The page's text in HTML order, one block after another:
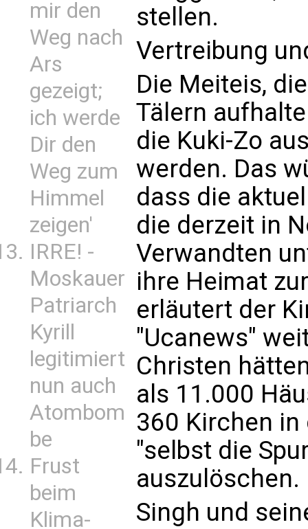
mir den
Weg nach
Ars
gezeigt;
ich werde
Dir den
Weg zum
Himmel
zeigen'
IRRE! -
Moskauer
Patriarch
Kyrill
legitimiert
nun auch
Atombom
be
Frust
beim
Klima-
stellen.
Vertreibung
Die Meiteis,
Tälern
die Kuki-Zo
werden. Das
dass die
die derzeit in
Verwandten
ihre Heimat
erläutert der
"Ucanews"
Christen
als 11.000
360 Kirchen in
"selbst die
auszulöschen.
Singh und